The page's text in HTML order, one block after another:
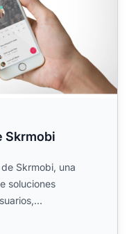
Skrmobi
Skrmobi, una
soluciones